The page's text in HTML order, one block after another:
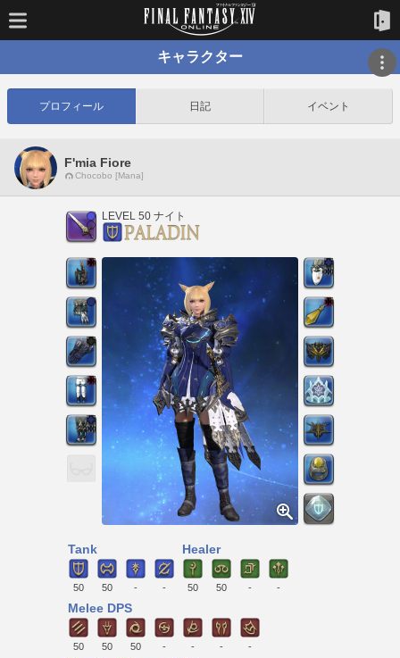
キャラクター
プロフィール 日記 イベント
F'mia Fiore
Chocobo [Mana]
LEVEL 50 ナイト
Tank
50 50 - -
Healer
50 50 - -
Melee DPS
50 50 50 - - - -